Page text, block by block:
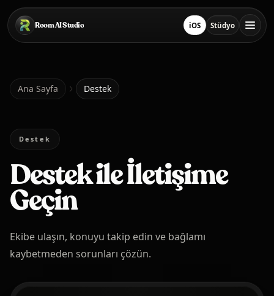
Ana içeriğe geç
Room AI Studio
Ana Sayfa iOSApp Store'ten İndir
StüdyoStüdyoyu Aç
Room AI Studio
DilTürkçe
Ana Sayfa Destek
Destek
Destek ile İletişime
Geçin
Ekibe ulaşın, konuyu takip edin ve bağlamı
kaybetmeden sorunları çözün.